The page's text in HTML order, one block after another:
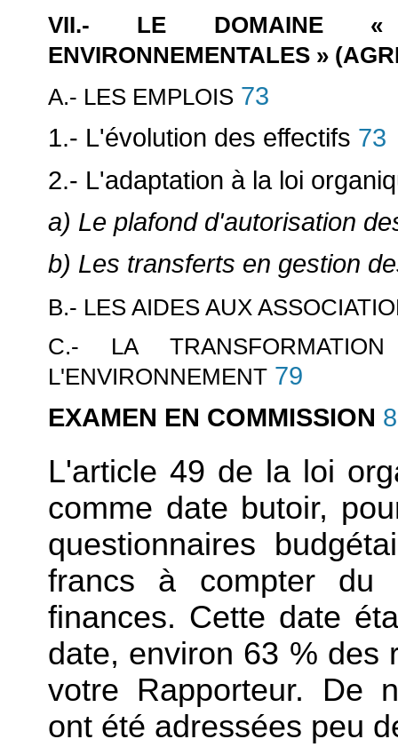
VII.- LE DOMAINE «
ENVIRONNEMENTALES »
A.- LES EMPLOIS 73
1.- L'évolution des effectifs 73
2.- L'adaptation à la loi
a) Le plafond d'autorisation
b) Les transferts en gestion
B.- LES AIDES AUX
C.- LA
L'ENVIRONNEMENT 79
EXAMEN EN COMMISSION
L'article 49 de la loi
comme date butoir,
questionnaires
francs à compter
finances. Cette date
date, environ 63 % des
votre Rapporteur. De
ont été adressées peu